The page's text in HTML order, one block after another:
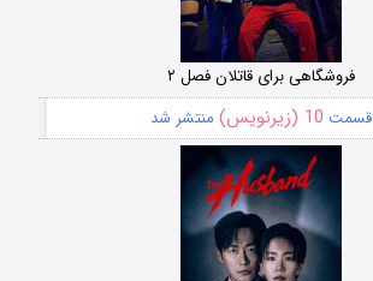
فروشگاهی برای قاتلان فصل ۲
قسمت 10 (زیرنویس) منتشر شد